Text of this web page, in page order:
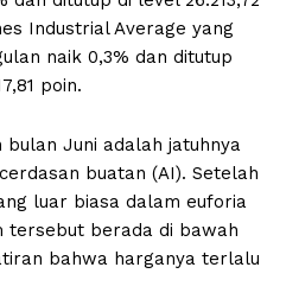
Industrial Average yang
naik 0,3% dan ditutup
poin.
Juni adalah jatuhnya
buatan (AI). Setelah
luar biasa dalam euforia
tersebut berada di bawah
bahwa harganya terlalu